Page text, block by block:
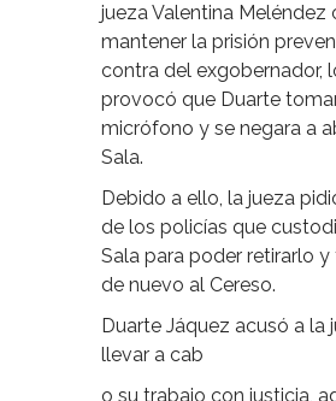
jueza Valentina Meléndez
mantener la prisión
contra del exgobernador,
provocó que Duarte
micrófono y se negara a
Sala.
Debido a ello, la jueza
de los policías que
Sala para poder retirarlo
de nuevo al Cereso.
Duarte Jáquez acusó a la
llevar a cab
o su trabajo con justicia,